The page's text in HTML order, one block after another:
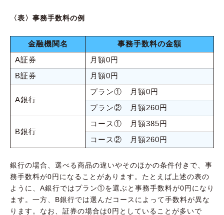
〈表〉事務手数料の例
金融機関名
事務手数料の金額
A証券
月額0円
B証券
月額0円
A銀行
プラン① 月額0円
プラン② 月額260円
B銀行
コース① 月額385円
コース② 月額260円
銀行の場合、選べる商品の違いやそのほかの条件付きで、事
務手数料が0円になることがあります。たとえば上述の表の
ように、A銀行ではプラン①を選ぶと事務手数料が0円になり
ます。一方、B銀行では選んだコースによって手数料が異な
ります。なお、証券の場合は0円としていることが多いで